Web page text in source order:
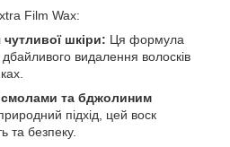
Film Wax:
чутливої шкіри: Ця формула
видалення волосків
та бджолиним
підхід, цей воск
та безпеку.